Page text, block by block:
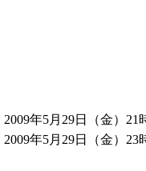
2009年5月29日（金）21
2009年5月29日（金）23